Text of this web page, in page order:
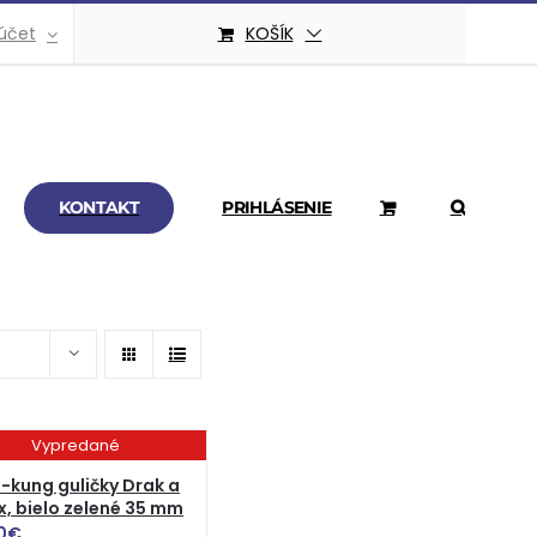
KOŠÍK
KONTAKT PRIHLÁSENIE
Vypredané
kung guličky Drak a
bielo zelené 35 mm